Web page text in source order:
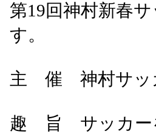
第19回神村新春
す。
主 催 神村サッ
趣 旨 サッカー